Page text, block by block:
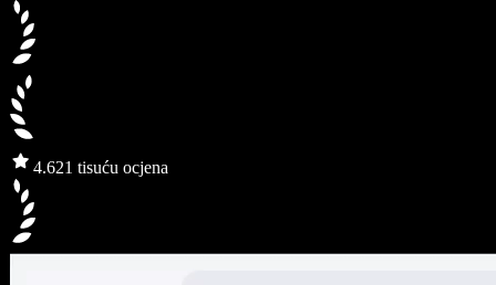
4.621 tisuću ocjena